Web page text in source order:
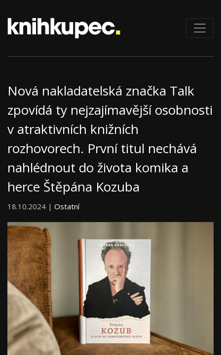
Nová nakladatelská značka Talk
zpovídá ty nejzajímavější osobnosti
v atraktivních knižních
rozhovorech. První titul nechává
nahlédnout do života komika a
herce Štěpána Kozuba
18.10.2024 | Ostatní